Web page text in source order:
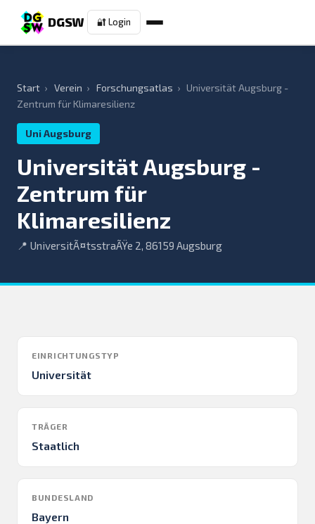
DGSW 🔐 Login
Start › Verein › Forschungsatlas › Universität Augsburg -
Zentrum für Klimaresilienz
Uni Augsburg
Universität Augsburg -
Zentrum für
Klimaresilienz
📍 UniversitÃ¤tsstraÃŸe 2, 86159 Augsburg
EINRICHTUNGSTYP
Universität
TRÄGER
Staatlich
BUNDESLAND
Bayern